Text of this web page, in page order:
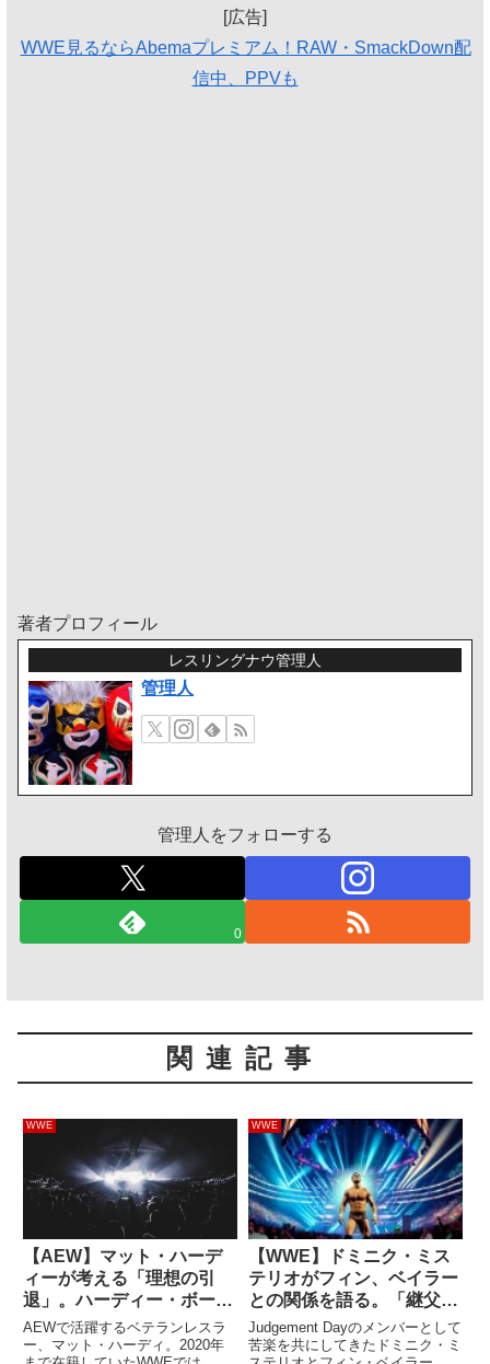
[広告]
WWE見るならAbemaプレミアム！RAW・SmackDown配
信中、PPVも
著者プロフィール
レスリングナウ管理人
管理人
管理人をフォローする
0
関連記事
WWE
【AEW】マット・ハーデ
ィーが考える「理想の引
退」。ハーディー・ボーイ
ズをもう一度
AEWで活躍するベテランレスラ
ー、マット・ハーディ。2020年
WWE
【WWE】ドミニク・ミス
テリオがフィン、ベイラー
との関係を語る。「継父み
たいな人だよ。彼の考えを
学んでる」
Judgement Dayのメンバーとして
苦楽を共にしてきたドミニク・ミ